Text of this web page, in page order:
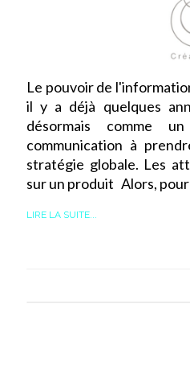
Le pouvoir de
il y a déjà quelques
désormais comme
communication à
stratégie globale. Les
sur un produit Alors, pour
LIRE LA SUITE...